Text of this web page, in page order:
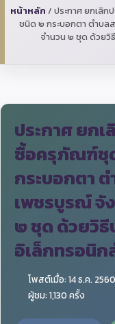
หน้าหลัก / ประกาศ ยกเลิ
ชนิด ๒ กระบอกตา ตำบล
จำนวน ๒ ชุด ด้วยวิ
ประกาศ ยกเ
ซื้อครุภัณฑ์ชุ
กระบอกตา ต
เพชรบูรณ์ จั
๒ ชุด ด้วยวิธี
อิเล็กทรอนิ
โพสต์เมื่อ: 14 ธ.ค. 2560
ผู้ชม: 1,130 ครั้ง